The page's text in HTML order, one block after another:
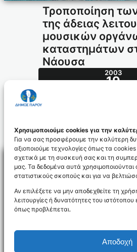
Χρησιμοποιούμε cookies για την
Για να σας προσφέρουμε την καλύτερη
αξιοποιούμε τεχνολογίες όπως τα
σχετικά με τη συσκευή σας και τη
μας. Τα δεδομένα αυτά χρησιμοποιούνται
στατιστικούς σκοπούς και για να
Αν επιλέξετε να μην αποδεχθείτε τη
λειτουργίες ή δυνατότητες του
όπως προβλέπεται.
Αποδοχή
Τροποποίηση
της άδειας
μουσικών
καταστημάτων
Νάουσα
2003
19
367.2003_id751